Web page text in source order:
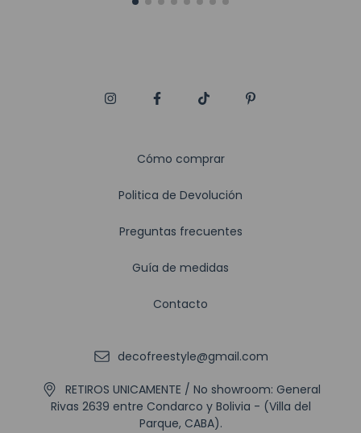
Cómo comprar
Politica de Devolución
Preguntas frecuentes
Guía de medidas
Contacto
decofreestyle@gmail.com
RETIROS UNICAMENTE / No showroom: General
Rivas 2639 entre Condarco y Bolivia - (Villa del
Parque, CABA).